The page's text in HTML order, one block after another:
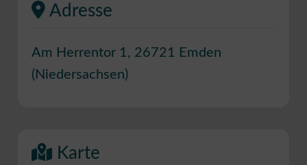
Adresse
Am Herrentor 1, 26721 Emden
( Niedersachsen)
Karte